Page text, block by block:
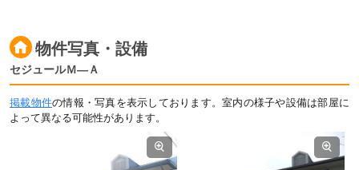
物件写真・設備
セジュールＭ―Ａ
掲載物件の情報・写真を表示しております。室内の様子や設備は部屋に
よって異なる可能性があります。